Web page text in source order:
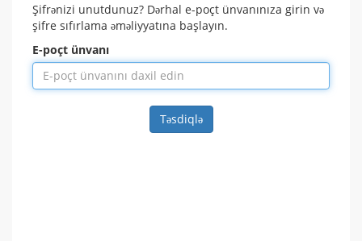
Şifrənizi unutdunuz? Dərhal e-poçt ünvanınıza girin və
şifre sıfırlama əməliyyatına başlayın.
E-poçt ünvanı
Təsdiqlə